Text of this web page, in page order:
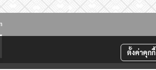
ตั้งค่าคุกกี้